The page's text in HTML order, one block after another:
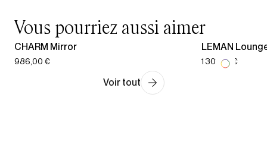
Vous pourriez aussi aimer
CHARM Mirror
986,00 €
LEMAN
1 301,00 €
Voir tout